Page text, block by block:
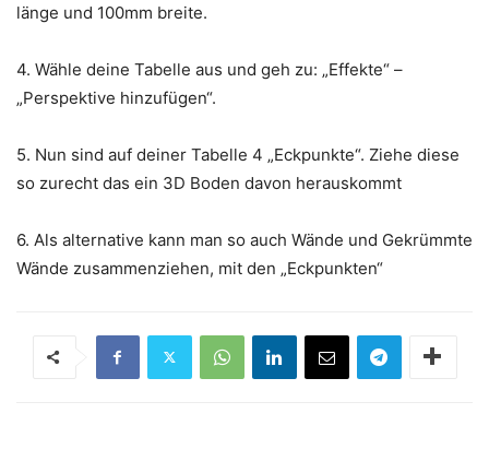
länge und 100mm breite.
4. Wähle deine Tabelle aus und geh zu: „Effekte“ –
„Perspektive hinzufügen“.
5. Nun sind auf deiner Tabelle 4 „Eckpunkte“. Ziehe diese
so zurecht das ein 3D Boden davon herauskommt
6. Als alternative kann man so auch Wände und Gekrümmte
Wände zusammenziehen, mit den „Eckpunkten“